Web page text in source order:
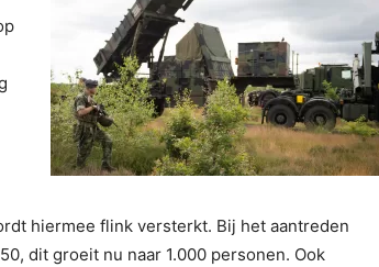
hiermee flink versterkt. Bij het aantreden
dit groeit nu naar 1.000 personen. Ook